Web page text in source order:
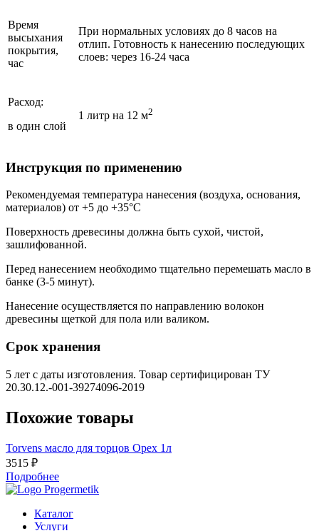
Время
высыхания
покрытия,
час
При нормальных условиях до 8 часов на
отлип. Готовность к нанесению последующих
слоев: через 16-24 часа
Расход:
в один слой
1 литр на 12 м2
Инструкция по применению
Рекомендуемая температура нанесения (воздуха, основания,
материалов) от +5 до +35°С
Поверхность древесины должна быть сухой, чистой,
зашлифованной.
Перед нанесением необходимо тщательно перемешать масло в
банке (3-5 минут).
Нанесение осуществляется по направлению волокон
древесины щеткой для пола или валиком.
Срок хранения
5 лет с даты изготовления. Товар сертифицирован ТУ
20.30.12.-001-39274096-2019
Похожие товары
Torvens масло для торцов Орех 1л
3515 ₽
Подробнее
Каталог
Услуги